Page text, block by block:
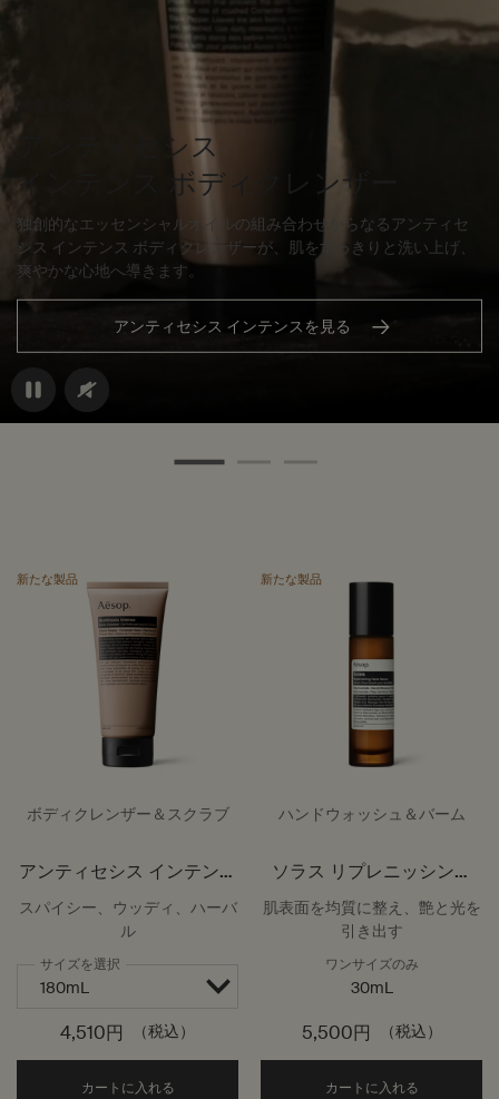
アンティセシス
インテンス ボディクレンザー
独創的なエッセンシャルオイルの組み合わせからなるアンティセ
シス インテンス ボディクレンザーが、肌をすっきりと洗い上げ、
爽やかな心地へ導きます。
アンティセシス インテンスを見る
新たな製品
ボディクレンザー＆スクラブ
アンティセシス インテンス
ボディクレンザー
スパイシー、ウッディ、ハーバ
ル
サイズを選択
4,510円 （税込）
カートに入れる Add the アンティセシス インテンス ボディ
新たな製品
ハンドウォッシュ＆バーム
ソラス リプレニッシング
ハイドレーション ハンド
セラム
肌表面を均質に整え、艶と光を
引き出す
ワンサイズのみ
30mL
5,500円 （税込）
カートに入れる